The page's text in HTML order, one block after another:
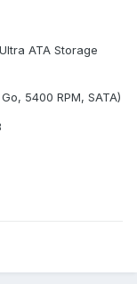
ATA Storage
5400 RPM, SATA)